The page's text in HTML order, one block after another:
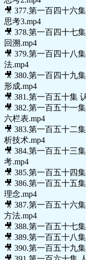
🎥 377.第一百四十六
思考3.mp4
🎥 378.第一百四十七
回溯.mp4
🎥 379.第一百四十八
法.mp4
🎥 380.第一百四十九
形成.mp4
🎥 381.第一百五十集
🎥 382.第一百五十一
六栏表.mp4
🎥 383.第一百五十二
析技术.mp4
🎥 384.第一百五十三
考.mp4
🎥 385.第一百五十四
🎥 386.第一百五十五
理念.mp4
🎥 387.第一百五十六
方法.mp4
🎥 388.第一百五十七
🎥 389.第一百五十八
🎥 390.第一百五十九